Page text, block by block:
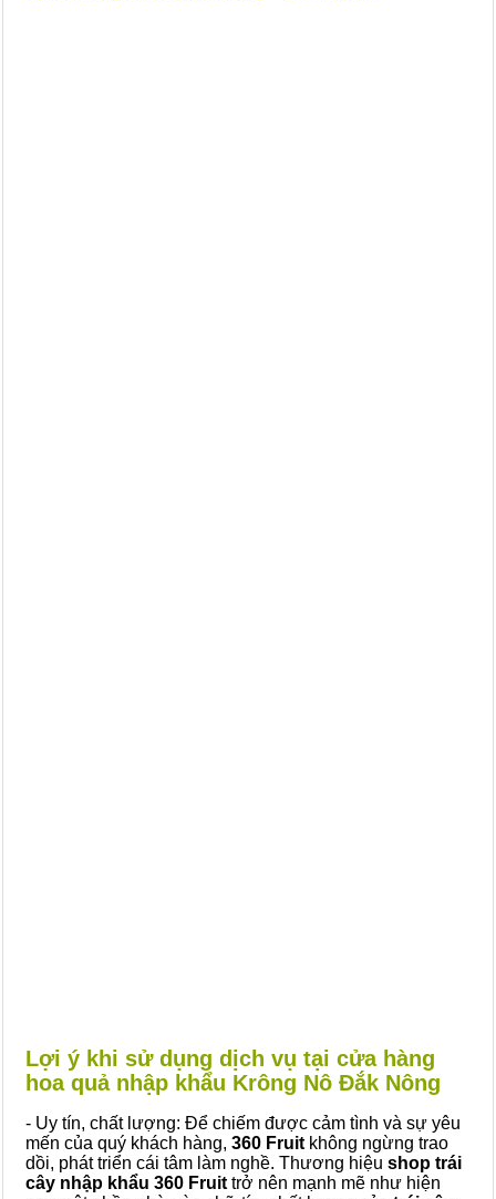
Lợi ý khi sử dụng dịch vụ tại cửa hàng
hoa quả nhập khẩu Krông Nô Đắk Nông
- Uy tín, chất lượng: Để chiếm được cảm tình và sự yêu
mến của quý khách hàng, 360 Fruit không ngừng trao
dồi, phát triển cái tâm làm nghề. Thương hiệu shop trái
cây nhập khẩu 360 Fruit trở nên mạnh mẽ như hiện